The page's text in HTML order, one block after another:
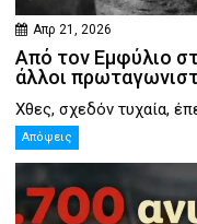
Απρ 21, 2026
Από τον Εμφύλιο
άλλοι
Χθες, σχεδόν τυχαία,
Απόψεις